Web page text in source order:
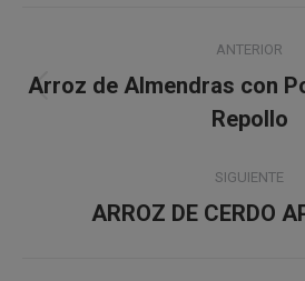
entre
publicaciones
ANTERIOR
anterior:
Arroz de Almendras con
Repollo
SIGUIENTE
ARROZ DE CERDO